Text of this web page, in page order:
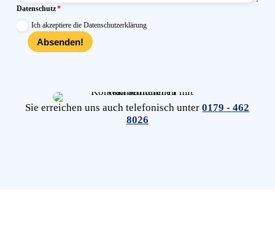
Datenschutz
Ich akzeptiere die Datenschutzerklärung
Absenden!
Sie erreichen uns auch telefonisch unter0179 - 462
8026